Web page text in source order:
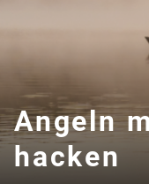
Angeln
hacken